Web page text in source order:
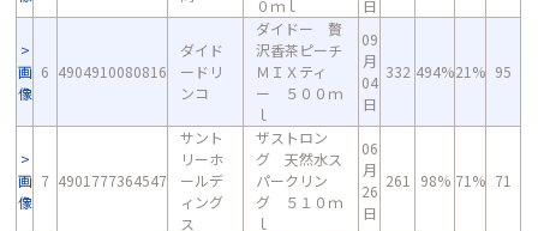
０ｍｌ 日
画
像
6 4904910080816
ダイド
ードリ
ンコ
ダイドー 贅
沢香茶ピーチ
ＭＩＸティ
ー ５００ｍ
ｌ
09
月
04
日
332 494%21% 95
画
像
7 4901777364547
サント
リーホ
ールデ
ィング
ス
ザストロン
グ 天然水ス
パークリン
グ ５１０ｍ
ｌ
06
月
26
日
261 98% 71% 71